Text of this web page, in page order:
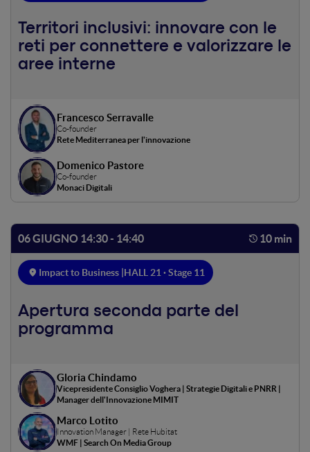
Territori inclusivi: innovare con le
reti per connettere e valorizzare le
aree interne
Francesco Serravalle
Co-founder
Rete Mediterranea per l'innovazione
Domenico Pastore
Co-founder
Monaci Digitali
06 GIUGNO 14:30 - 14:40 10 min
Impact to Business | HALL 21 · Stage 11
Apertura seconda parte del
programma
Gloria Chindamo
Vicepresidente Consiglio Voghera | Strategie Digitali e PNRR |
Manager dell'Innovazione MIMIT
Marco Lotito
Innovation Manager | Rete Hubitat
WMF | Search On Media Group